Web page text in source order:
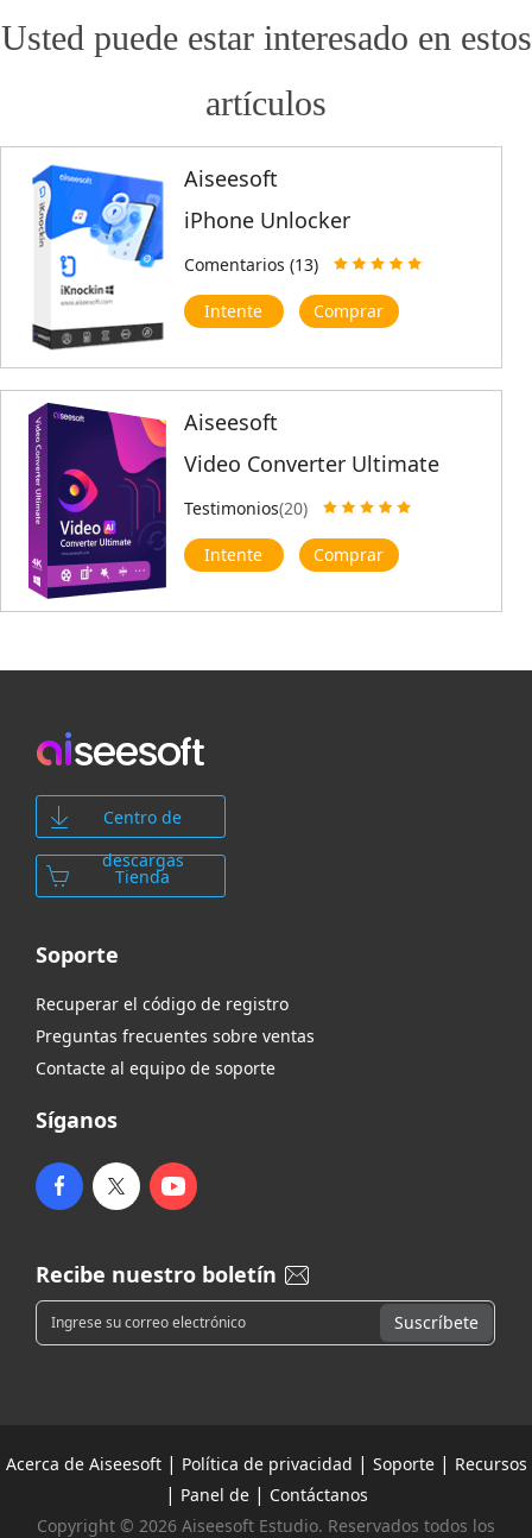
Usted puede estar interesado en estos
artículos
Aiseesoft
iPhone Unlocker
Comentarios (13)
Intente Comprar
Aiseesoft
Video Converter Ultimate
Testimonios(20)
Intente Comprar
Centro de
descargas
Tienda
Soporte
Recuperar el código de registro
Preguntas frecuentes sobre ventas
Contacte al equipo de soporte
Síganos
Recibe nuestro boletín
Acerca de Aiseesoft| Política de privacidad | Soporte| Recursos
| Panel de| Contáctanos
Copyright © 2026 Aiseesoft Estudio. Reservados todos los